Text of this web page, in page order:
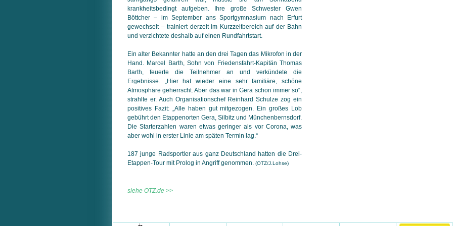
krankheitsbedingt aufgeben. Ihre große Schwester Gwen
Böttcher – im September ans Sportgymnasium nach Erfurt
gewechselt – trainiert derzeit im Kurzzeitbereich auf der Bahn
und verzichtete deshalb auf einen Rundfahrtstart.
Ein alter Bekannter hatte an den drei Tagen das Mikrofon in der
Hand. Marcel Barth, Sohn von Friedensfahrt-Kapitän Thomas
Barth, feuerte die Teilnehmer an und verkündete die
Ergebnisse. „Hier hat wieder eine sehr familiäre, schöne
Atmosphäre geherrscht. Aber das war in Gera schon immer so“,
strahlte er. Auch Organisationschef Reinhard Schulze zog ein
positives Fazit: „Alle haben gut mitgezogen. Ein großes Lob
gebührt den Etappenorten Gera, Silbitz und Münchenbernsdorf.
Die Starterzahlen waren etwas geringer als vor Corona, was
aber wohl in erster Linie am späten Termin lag.“
187 junge Radsportler aus ganz Deutschland hatten die Drei-
Etappen-Tour mit Prolog in Angriff genommen. (OTZ/J.Lohse)
siehe OTZ.de >>